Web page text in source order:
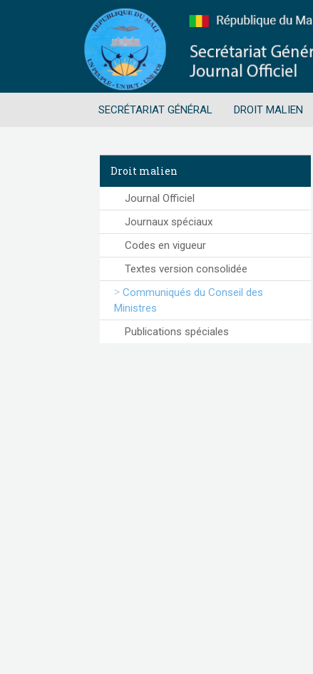
SECRÉTARIAT GÉNÉRAL DROIT MALIEN
Droit malien
Journal Officiel
Journaux spéciaux
Codes en vigueur
Textes version consolidée
Communiqués du Conseil des
Ministres
Publications spéciales